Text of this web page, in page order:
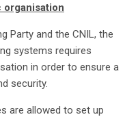
organisation
Party and the CNIL, the
systems requires
in order to ensure a
security.
are allowed to set up